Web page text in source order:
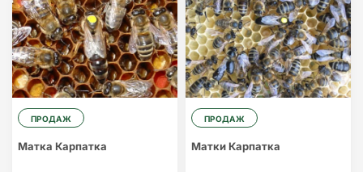
ПРОДАЖ
Матка Карпатка
ПРОДАЖ
Матки Карпатка